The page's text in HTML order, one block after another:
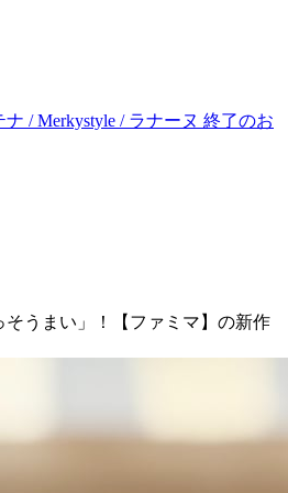
ナ / Merkystyle / ラナーヌ 終了のお
そうまい」！【ファミマ】の新作